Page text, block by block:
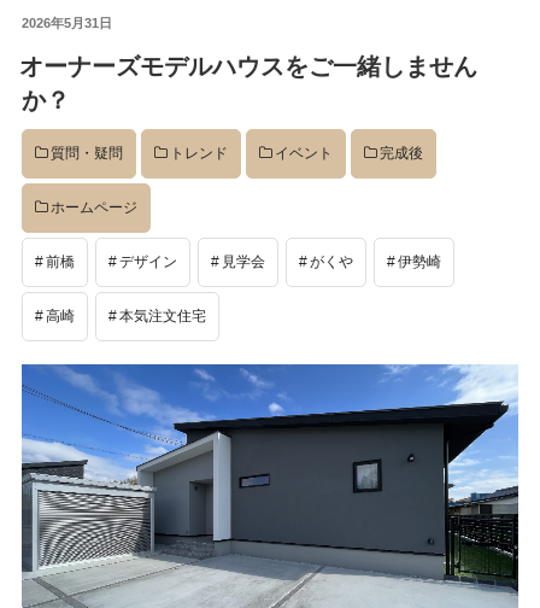
投
日:
2026年5月31日
オーナーズモデルハウスをご一緒しません
か？
質問・疑問 トレンド イベント 完成後
ホームページ
前橋 デザイン 見学会 がくや 伊勢崎
高崎 本気注文住宅